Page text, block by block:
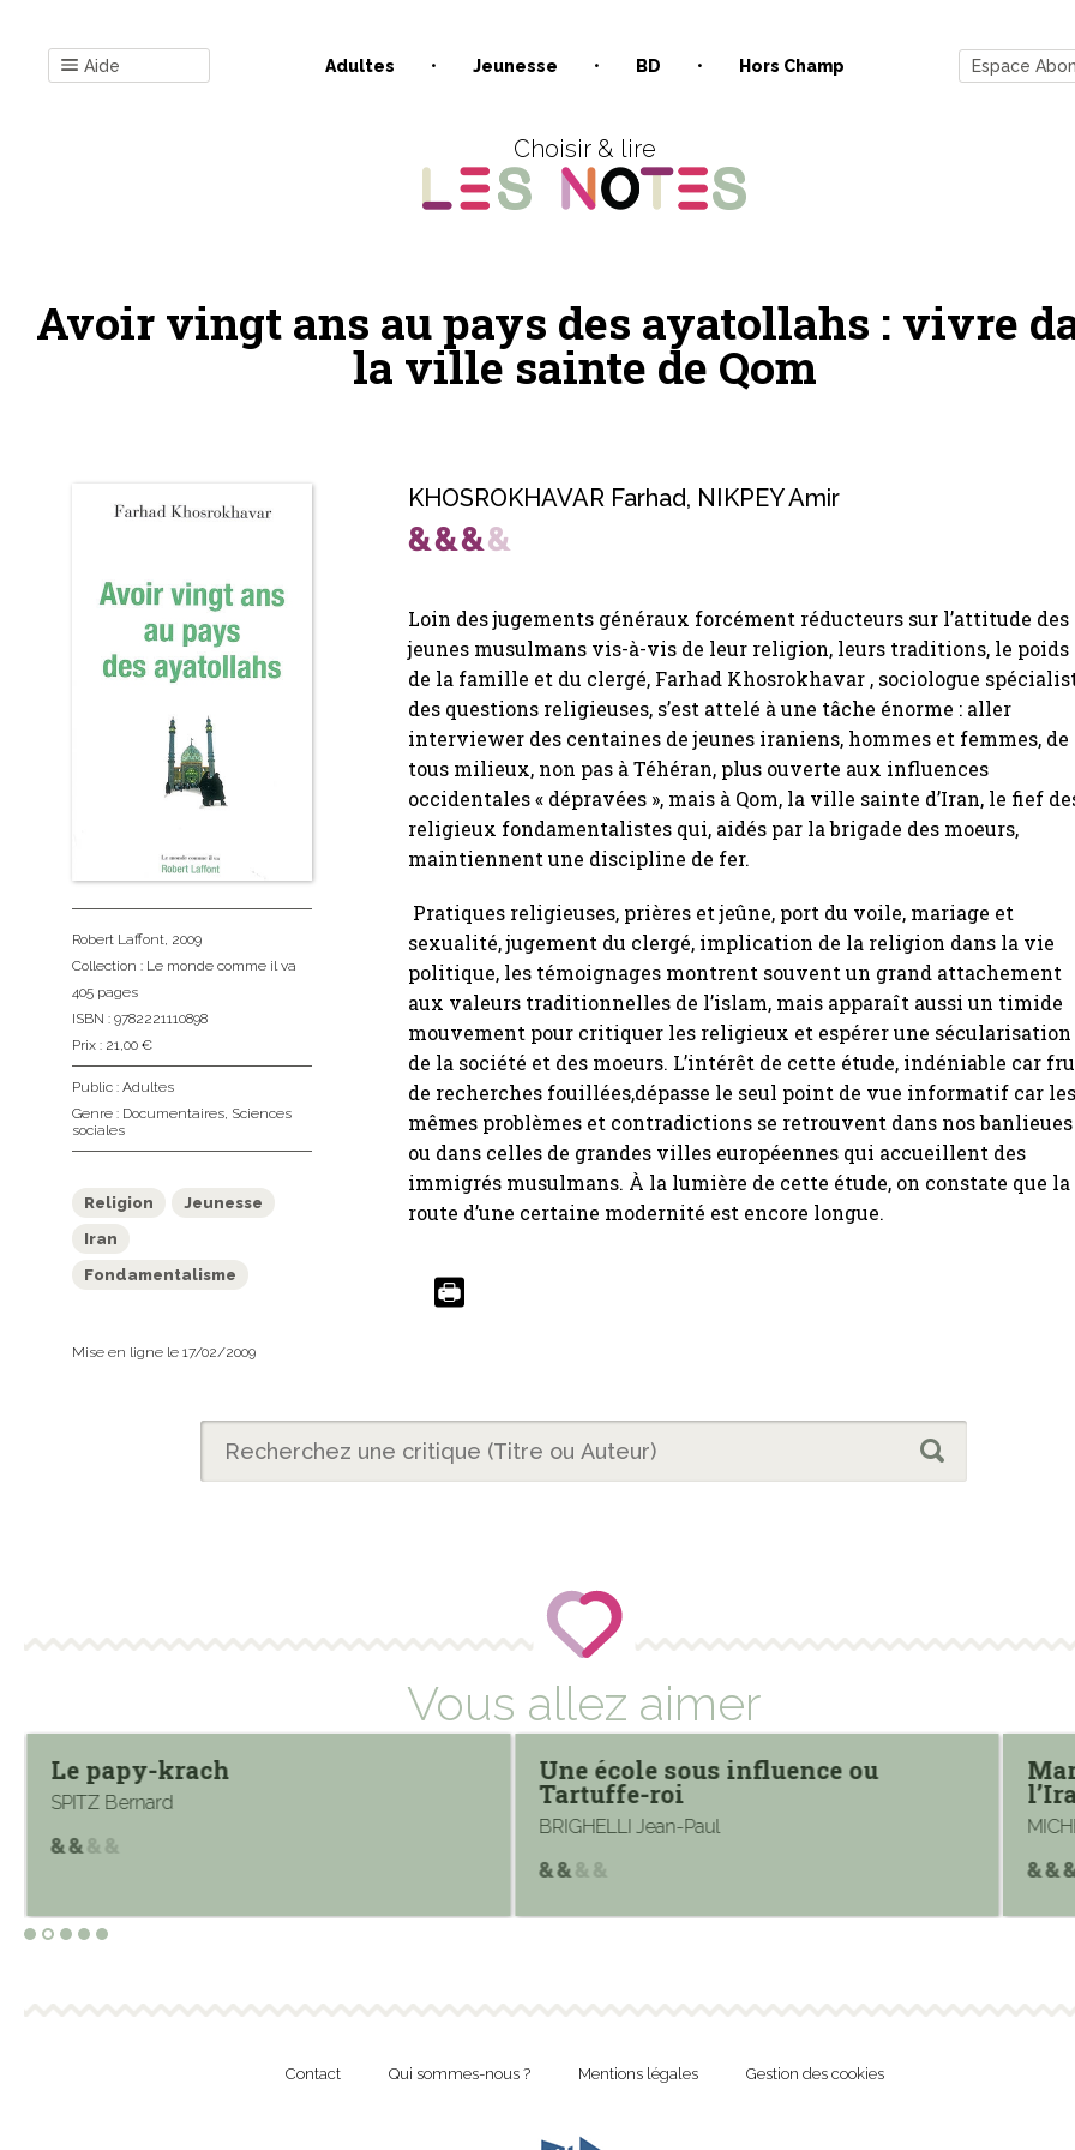
Aide Adultes Jeunesse BD Hors Champ Espace
Choisir & lire
Avoir vingt ans au pays des ayatollahs : vivre
la ville sainte de Qom
KHOSROKHAVAR Farhad, NIKPEY Amir
Loin des jugements généraux forcément réducteurs sur l’attitude des
jeunes musulmans vis-à-vis de leur religion, leurs traditions, le poids
de la famille et du clergé, Farhad Khosrokhavar , sociologue
des questions religieuses, s’est attelé à une tâche énorme : aller
interviewer des centaines de jeunes iraniens, hommes et femmes, de
tous milieux, non pas à Téhéran, plus ouverte aux influences
occidentales « dépravées », mais à Qom, la ville sainte d’Iran, le fief
religieux fondamentalistes qui, aidés par la brigade des moeurs,
maintiennent une discipline de fer.
Pratiques religieuses, prières et jeûne, port du voile, mariage et
sexualité, jugement du clergé, implication de la religion dans la vie
politique, les témoignages montrent souvent un grand attachement
aux valeurs traditionnelles de l’islam, mais apparaît aussi un timide
mouvement pour critiquer les religieux et espérer une sécularisation
de la société et des moeurs. L’intérêt de cette étude, indéniable car
de recherches fouillées,dépasse le seul point de vue informatif car
mêmes problèmes et contradictions se retrouvent dans nos banlieues
ou dans celles de grandes villes européennes qui accueillent des
immigrés musulmans. À la lumière de cette étude, on constate que la
route d’une certaine modernité est encore longue.
Robert Laffont, 2009
Collection : Le monde comme il va
405 pages
ISBN : 9782221110898
Prix : 21,00 €
Public : Adultes
Genre : Documentaires, Sciences
sociales
Religion
Jeunesse
Iran
Fondamentalisme
Mise en ligne le 17/02/2009
Vous allez aimer
Le papy-krach
SPITZ Bernard
Une école sous influence ou
Tartuffe-roi
BRIGHELLI Jean-Paul
Contact Qui sommes-nous ? Mentions légales Gestion des cookies